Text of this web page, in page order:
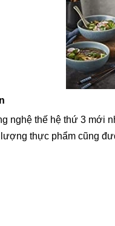
nghệ thế hệ thứ 3 mới
thực phẩm cũng